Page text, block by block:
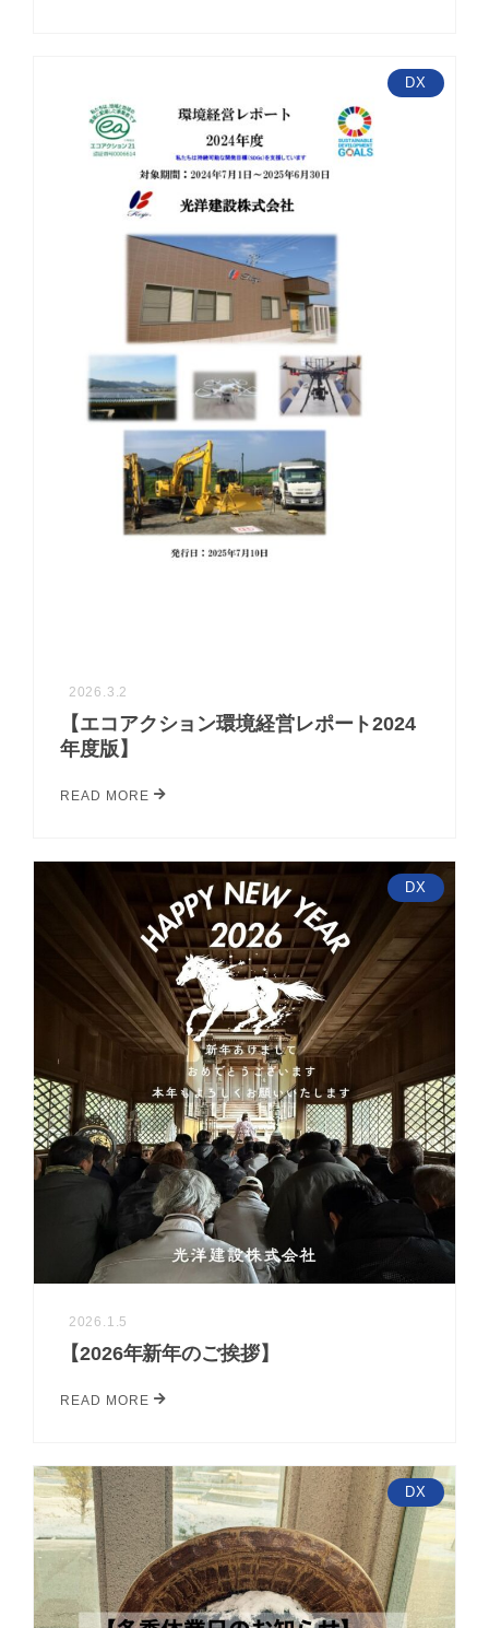
DX
2026.3.2
【エコアクション環境経営レポート2024
年度版】
READ MORE
DX
2026.1.5
【2026年新年のご挨拶】
READ MORE
DX